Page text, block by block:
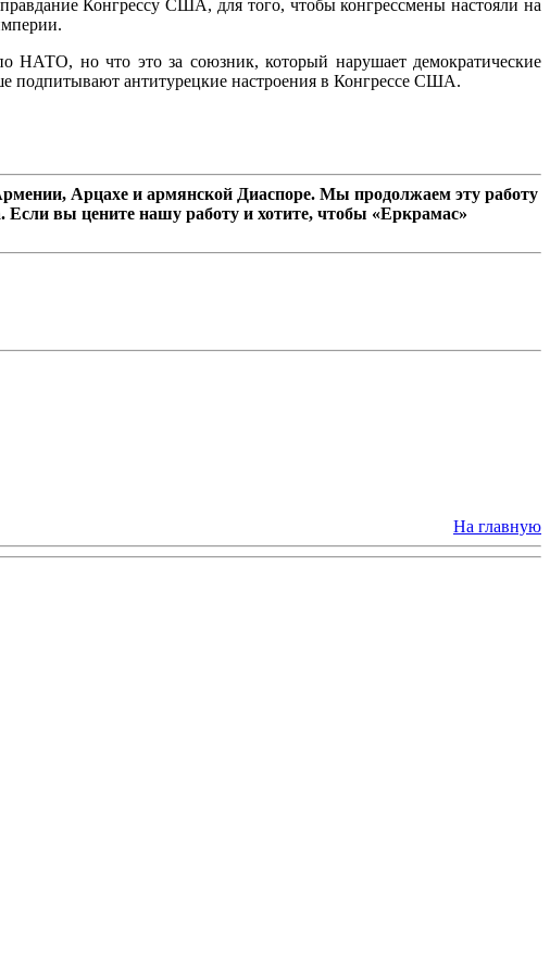
Конгрессу США, для того, чтобы конгрессмены настояли на
НАТО, но что это за союзник, который нарушает демократические
подпитывают антитурецкие настроения в Конгрессе США.
Арцахе и армянской Диаспоре. Мы продолжаем эту работу
Если вы цените нашу работу и хотите, чтобы «Еркрамас»
На главную